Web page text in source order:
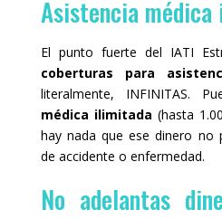
Asistencia
El punto fuerte del IATI
coberturas para
literalmente, INFINITAS.
médica ilimitada (hasta
hay nada que ese dinero no
de accidente o enfermedad.
No adelantas